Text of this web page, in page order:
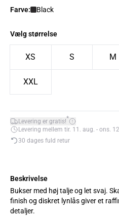
Farve: Black
Vælg størrelse
XS S M
XXL
Levering er gratis!*
Levering mellem tir. 11. aug. - ons.
30 dages fuld retur
Beskrivelse
Bukser med høj talje og let svaj.
finish og diskret lynlås giver et
detaljer.